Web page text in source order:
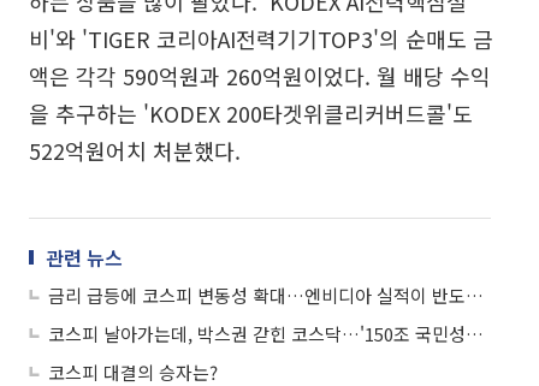
비'와 'TIGER 코리아AI전력기기TOP3'의 순매도 금
액은 각각 590억원과 260억원이었다. 월 배당 수익
을 추구하는 'KODEX 200타겟위클리커버드콜'도
522억원어치 처분했다.
관련 뉴스
금리 급등에 코스피 변동성 확대…엔비디아 실적이 반도체 투심 가른다
코스피 날아가는데, 박스권 갇힌 코스닥…'150조 국민성장펀드' 구원투수 될까
코스피 대결의 승자는?